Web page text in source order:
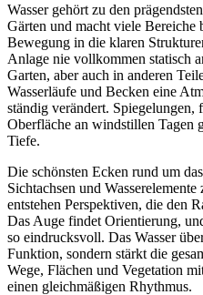
Wasser gehört zu den
Gärten und macht viele Bereiche
Bewegung in die klaren
Anlage nie vollkommen statisch
Garten, aber auch in anderen
Wasserläufe und Becken eine
ständig verändert. Spiegelungen,
Oberfläche an windstillen Tagen
Tiefe.
Die schönsten Ecken rund um
Sichtachsen und
entstehen Perspektiven, die den
Das Auge findet Orientierung,
so eindrucksvoll. Das Wasser
Funktion, sondern stärkt die
Wege, Flächen und Vegetation
einen gleichmäßigen Rhythmus.